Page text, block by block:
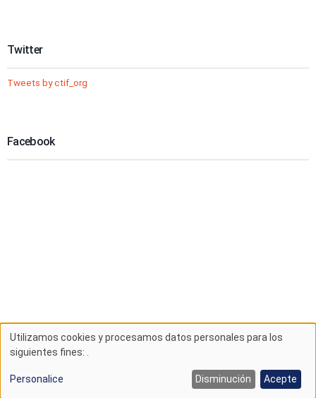
Twitter
Tweets by ctif_org
Facebook
zanvidmar.com
Uso
de
Utilizamos cookies y procesamos datos personales para los
siguientes fines:
Personalice Disminución Acepte